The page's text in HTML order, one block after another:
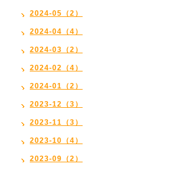
2024-05（2）
2024-04（4）
2024-03（2）
2024-02（4）
2024-01（2）
2023-12（3）
2023-11（3）
2023-10（4）
2023-09（2）